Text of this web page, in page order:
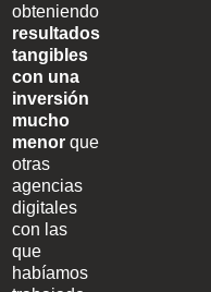
obteniendo
resultados
tangibles
con una
inversión
mucho
menorque
otras
agencias
digitales
con las
que
habíamos